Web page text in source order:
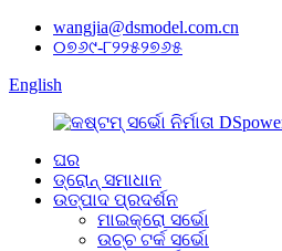
wangjia@dsmodel.com.cn
୦୭୬୯-୮୨୨୫୨୭୬୫
English
ଘର
ଡ୍ରୋନ୍ ସମାଧାନ
ଉତ୍ପାଦ ପ୍ରଦର୍ଶନ
ମାଇକ୍ରୋ ସର୍ଭୋ
ଉଚ୍ଚ ଟର୍କ ସର୍ଭୋ